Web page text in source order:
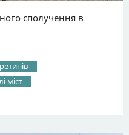
сполучення в
міст